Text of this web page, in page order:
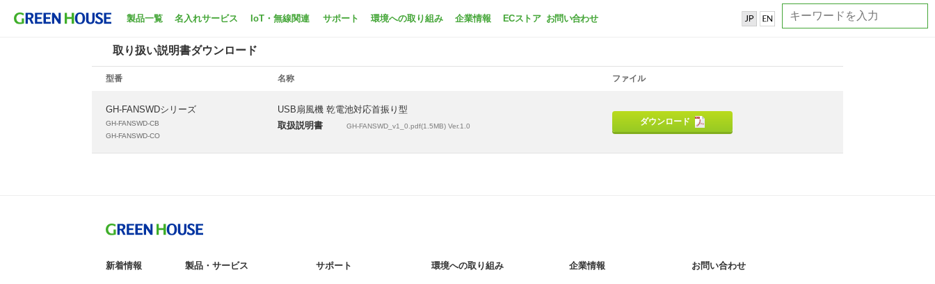
製品一覧 名入れサービス IoT・無線関連 サポート 環境への取り組み 企業情報 ECストア お問い合わせ
ホーム
取り扱い説明書ダウンロード
型番 名称 ファイル
GH-FANSWDシリーズ
GH-FANSWD-CB
GH-FANSWD-CO
USB扇風機 乾電池対応首振り型
取扱説明書
GH-FANSWD_v1_0.pdf(1.5MB) Ver.1.0 ダウンロード
新着情報 製品・サービス サポート 環境への取り組み 企業情報 お問い合わせ